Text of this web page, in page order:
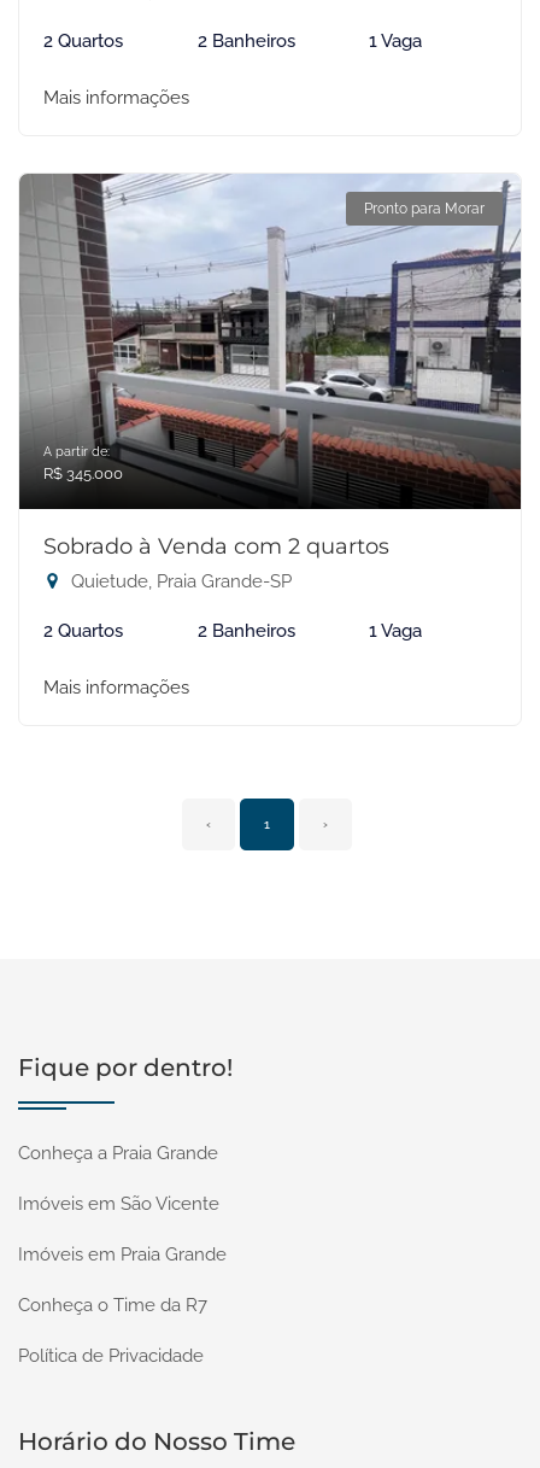
2 Quartos 2 Banheiros 1 Vaga
Mais informações
Pronto para Morar
A partir de:
R$ 345.000
Sobrado à Venda com 2 quartos
Quietude, Praia Grande-SP
2 Quartos 2 Banheiros 1 Vaga
Mais informações
‹ 1 ›
Fique por dentro!
Conheça a Praia Grande
Imóveis em São Vicente
Imóveis em Praia Grande
Conheça o Time da R7
Política de Privacidade
Horário do Nosso Time